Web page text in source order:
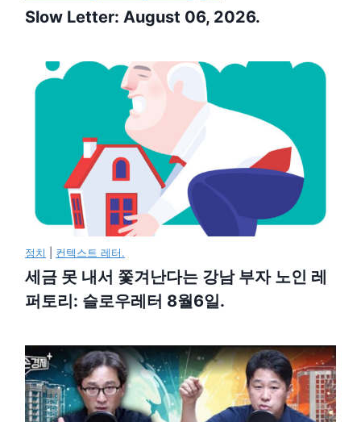
Slow Letter: August 06, 2026.
정치 컨텍스트 레터.
세금 못 내서 쫓겨난다는 강남 부자 노인 레
퍼토리: 슬로우레터 8월6일.